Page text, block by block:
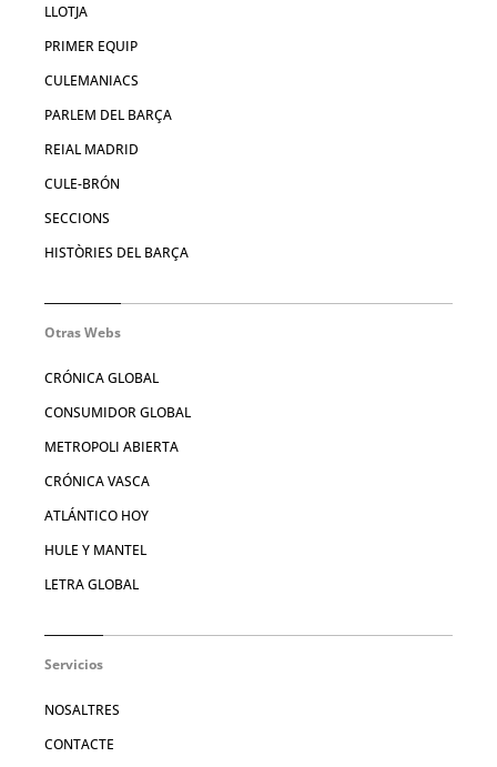
LLOTJA
PRIMER EQUIP
CULEMANIACS
PARLEM DEL BARÇA
REIAL MADRID
CULE-BRÓN
SECCIONS
HISTÒRIES DEL BARÇA
Otras Webs
CRÓNICA GLOBAL
CONSUMIDOR GLOBAL
METROPOLI ABIERTA
CRÓNICA VASCA
ATLÁNTICO HOY
HULE Y MANTEL
LETRA GLOBAL
Servicios
NOSALTRES
CONTACTE